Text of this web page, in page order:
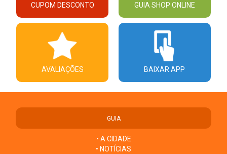
CUPOM DESCONTO GUIA SHOP ONLINE
AVALIAÇÕES BAIXAR APP
GUIA
• A CIDADE
• NOTÍCIAS